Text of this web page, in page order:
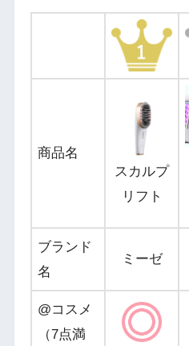
商品名
スカルプ
リフト
ブランド
名
ミーゼ
@コスメ
（7点満